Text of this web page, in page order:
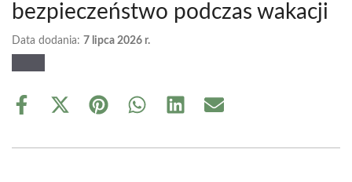
bezpieczeństwo podczas wakacji
Data dodania: 7 lipca 2026 r.
Share
Share
(Twitter)
Share Share Share Share